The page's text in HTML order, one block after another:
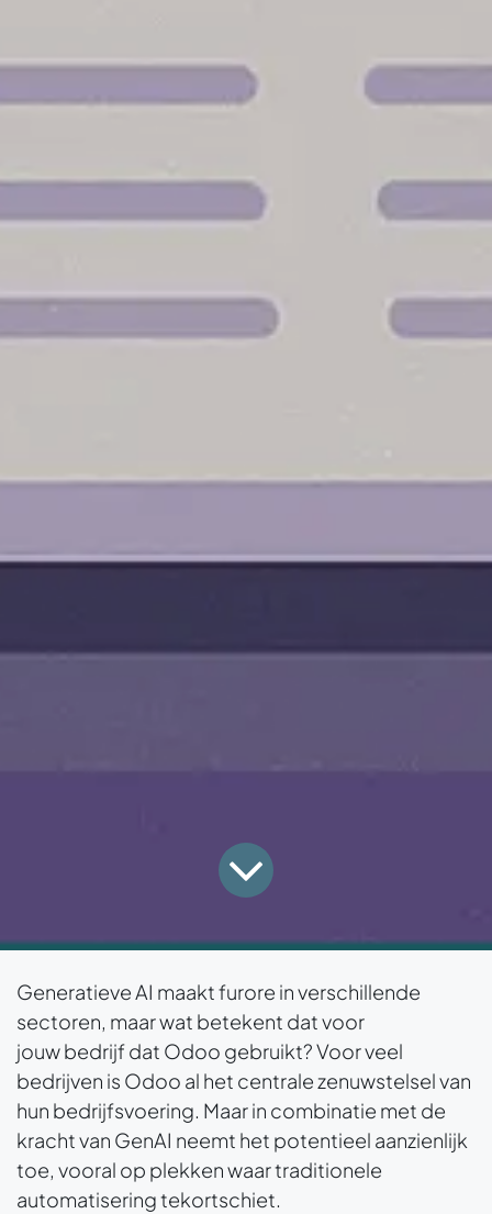
Generatieve AI maakt furore in verschillende
sectoren, maar wat betekent dat voor
jouw bedrijf dat Odoo gebruikt? Voor veel
bedrijven is Odoo al het centrale zenuwstelsel van
hun bedrijfsvoering. Maar in combinatie met de
kracht van GenAI neemt het potentieel aanzienlijk
toe, vooral op plekken waar traditionele
automatisering tekortschiet.